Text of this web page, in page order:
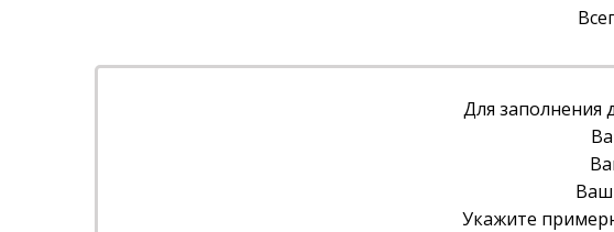
Для заполнения
Ваш
Укажите